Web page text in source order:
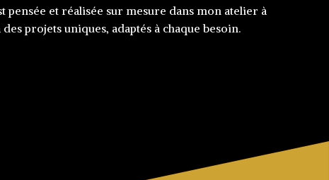
et réalisée sur mesure dans mon atelier à
projets uniques, adaptés à chaque besoin.